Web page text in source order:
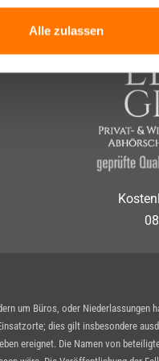
Alle zulassen
um Büros, oder Niederlassungen
dies gilt insbesondere
ereignet. Die Namen von